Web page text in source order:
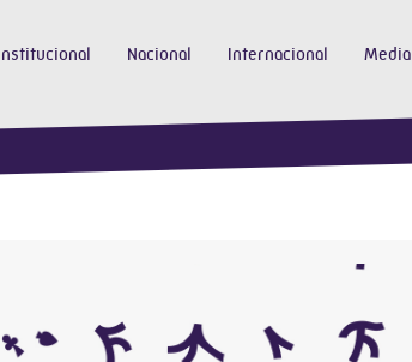
Nacional Internacional Media